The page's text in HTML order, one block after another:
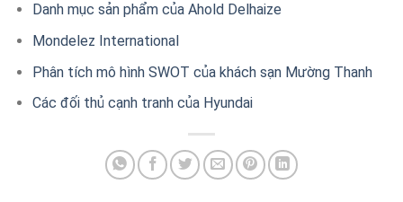
Danh mục sản phẩm của Ahold Delhaize
Mondelez International
Phân tích mô hình SWOT của khách sạn Mường Thanh
Các đối thủ cạnh tranh của Hyundai